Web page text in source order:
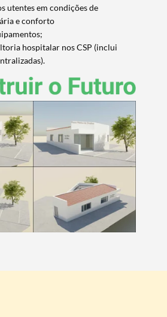
utentes em condições de
e conforto
hospitalar nos CSP (inclui